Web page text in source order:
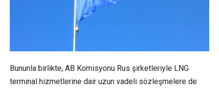
Bununla birlikte, AB Komisyonu Rus şirketleriyle LNG
terminal hizmetlerine dair uzun vadeli sözleşmelere de